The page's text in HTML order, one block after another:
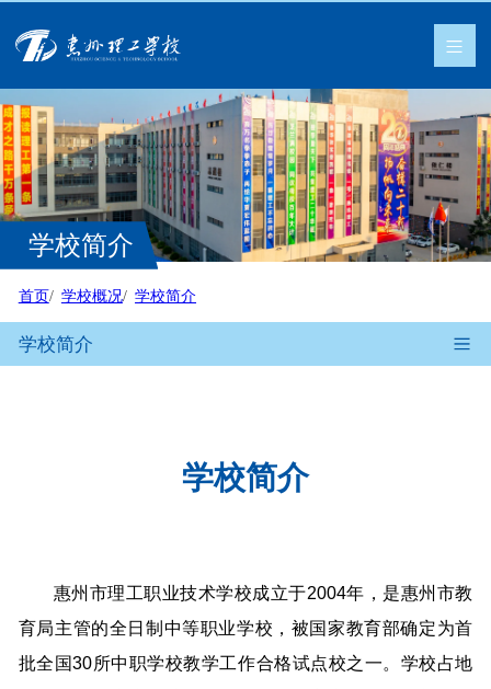
学校简介
首页 学校概况 学校简介
学校简介
学校简介
惠州市理工职业技术学校成立于2004年，是惠州市教
育局主管的全日制中等职业学校，被国家教育部确定为首
批全国30所中职学校教学工作合格试点校之一。学校占地